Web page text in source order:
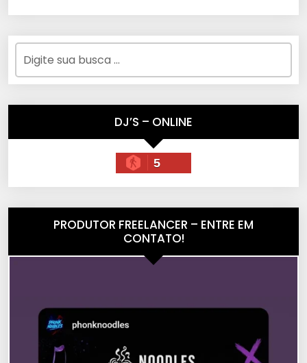
DJ’S – ONLINE
5
PRODUTOR FREELANCER – ENTRE EM
CONTATO!